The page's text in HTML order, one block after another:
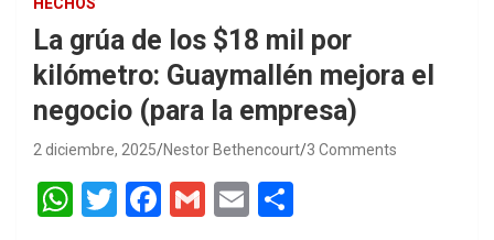
La grúa de los $18 mil por
kilómetro: Guaymallén mejora el
negocio (para la empresa)
2 diciembre, 2025 Nestor Bethencourt 3 Comments
W T
F
G
E